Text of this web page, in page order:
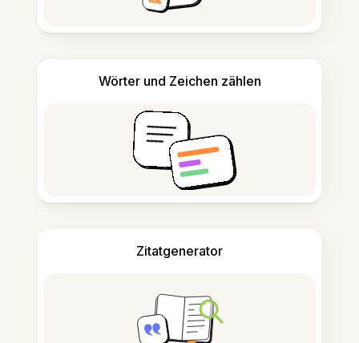
Wörter und Zeichen zählen
Zitatgenerator